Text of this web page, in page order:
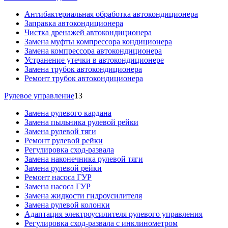
Антибактериальная обработка автокондиционера
Заправка автокондиционера
Чистка дренажей автокондиционера
Замена муфты компрессора кондиционера
Замена компрессора автокондиционера
Устранение утечки в автокондиционере
Замена трубок автокондиционера
Ремонт трубок автокондиционера
Рулевое управление13
Замена рулевого кардана
Замена пыльника рулевой рейки
Замена рулевой тяги
Ремонт рулевой рейки
Регулировка сход-развала
Замена наконечника рулевой тяги
Замена рулевой рейки
Ремонт насоса ГУР
Замена насоса ГУР
Замена жидкости гидроусилителя
Замена рулевой колонки
Адаптация электроусилителя рулевого управления
Регулировка сход-развала с инклинометром